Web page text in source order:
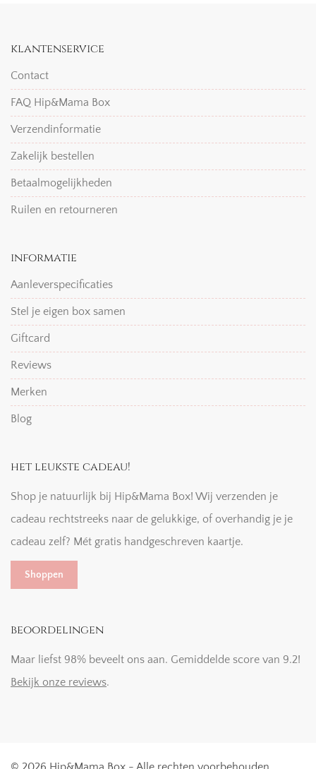
klantenservice
Contact
FAQ Hip&Mama Box
Verzendinformatie
Zakelijk bestellen
Betaalmogelijkheden
Ruilen en retourneren
informatie
Aanleverspecificaties
Stel je eigen box samen
Giftcard
Reviews
Merken
Blog
het leukste cadeau!
Shop je natuurlijk bij Hip&Mama Box! Wij verzenden je
cadeau rechtstreeks naar de gelukkige, of overhandig je je
cadeau zelf? Mét gratis handgeschreven kaartje.
Shoppen
beoordelingen
Maar liefst 98% beveelt ons aan. Gemiddelde score van 9.2!
Bekijk onze reviews.